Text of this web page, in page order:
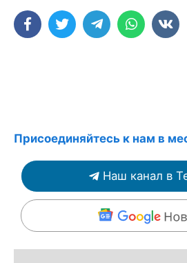
Присоединяйтесь к нам в
Наш канал в